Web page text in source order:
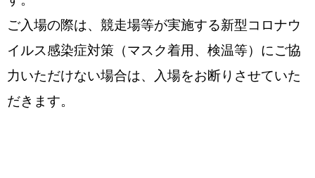
ご入場の際は、競走場等が実施する新型コロナウ
イルス感染症対策（マスク着用、検温等）にご協
力いただけない場合は、入場をお断りさせていた
だきます。